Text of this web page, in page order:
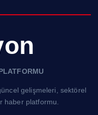
gelişmeleri, sektörel
haber platformu.